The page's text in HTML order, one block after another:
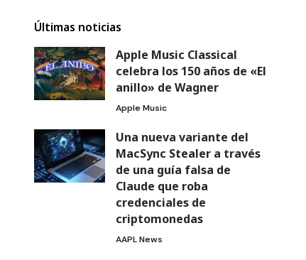
Últimas noticias
Apple Music Classical
celebra los 150 años de «El
anillo» de Wagner
Apple Music
Una nueva variante del
MacSync Stealer a través
de una guía falsa de
Claude que roba
credenciales de
criptomonedas
AAPL News